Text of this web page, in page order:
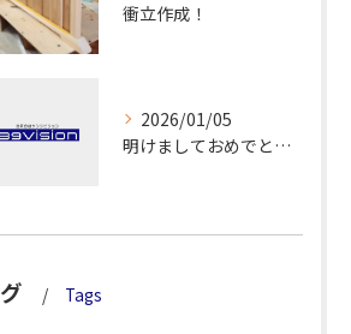
衝立作成！
2026/01/05
明けましておめでとうございます！
Tags